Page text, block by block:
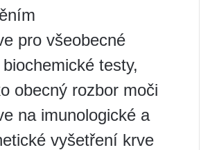
pro všeobecné
testy,
obecný rozbor moči
na imunologické a
vyšetření krve